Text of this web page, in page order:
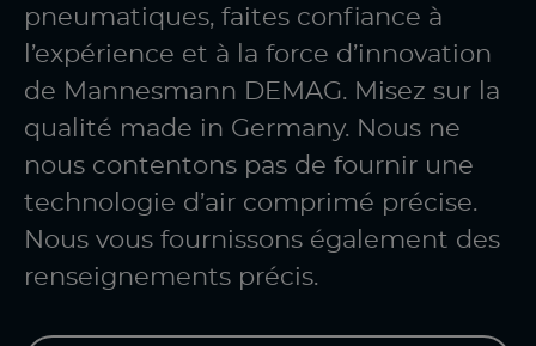
pneumatiques, faites confiance à
l’expérience et à la force d’innovation
de Mannesmann DEMAG. Misez sur la
qualité made in Germany. Nous ne
nous contentons pas de fournir une
technologie d’air comprimé précise.
Nous vous fournissons également des
renseignements précis.